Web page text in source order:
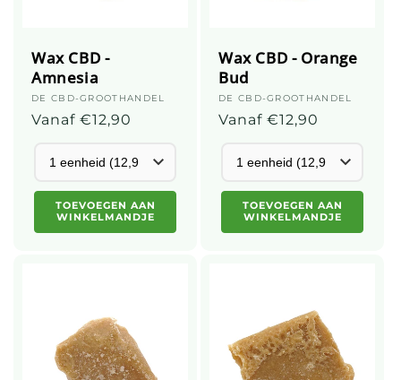
Wax CBD -
Amnesia
Leverancier:
DE CBD-GROOTHANDEL
Gebruikelijke
Vanaf €12,90
TOEVOEGEN AAN
WINKELMANDJE
Wax CBD - Orange
Bud
Leverancier:
DE CBD-GROOTHANDEL
Gebruikelijke
Vanaf €12,90
TOEVOEGEN AAN
WINKELMANDJE